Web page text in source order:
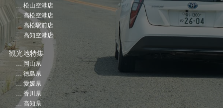
松山空港店
高松空港店
高松駅前店
高知空港店
観光地特集
岡山県
徳島県
愛媛県
香川県
高知県